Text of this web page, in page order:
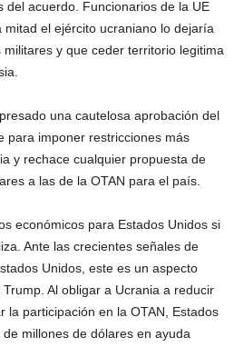
del acuerdo. Funcionarios de la UE
el ejército ucraniano lo dejaría
y que ceder territorio legitima
una cautelosa aprobación del
para imponer restricciones más
y rechace cualquier propuesta de
a las de la OTAN para el país.
económicos para Estados Unidos si
Ante las crecientes señales de
Unidos, este es un aspecto
Al obligar a Ucrania a reducir
la participación en la OTAN, Estados
millones de dólares en ayuda